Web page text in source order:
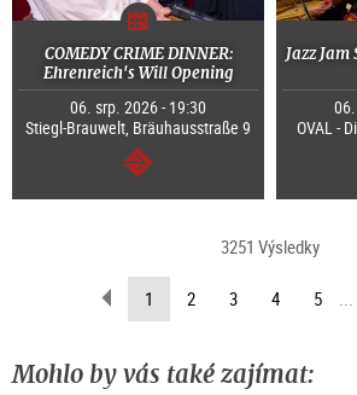
COMEDY CRIME DINNER:
Ehrenreich's Will Opening
06. srp. 2026 - 19:30
Stiegl-Brauwelt, Bräuhausstraße 9
continue
Jazz
OVAL -
3251 Výsledky
scroll
back
1 (current
page)
2 3 4 5 ...
Mohlo by vás také zajímat: